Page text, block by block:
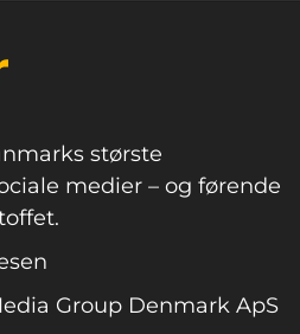
største
medier – og førende
Group Denmark ApS